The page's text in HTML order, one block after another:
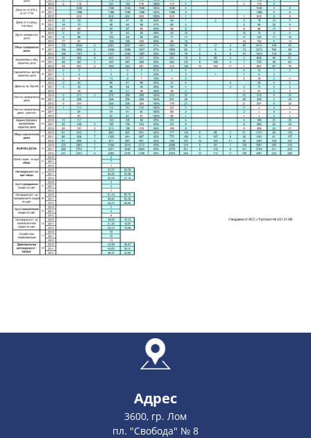
Адрес
3600, гр. Лом
пл. "Свобода" № 8